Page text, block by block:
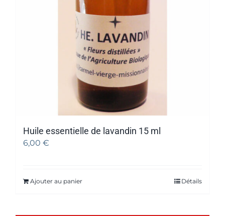
Huile essentielle de lavandin 15 ml
6,00 €
Ajouter au panier Détails